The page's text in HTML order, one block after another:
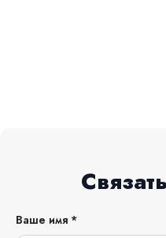
Ваше имя *